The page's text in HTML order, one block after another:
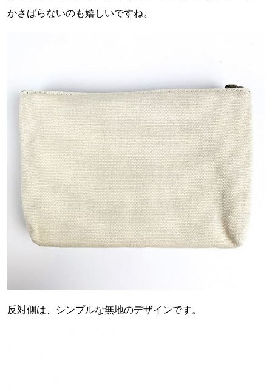
かさばらないのも嬉しいですね。
反対側は、シンプルな無地のデザインです。